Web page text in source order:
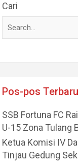
Cari
Pos-pos Terbaru
SSB Fortuna FC
U-15 Zona Tulang
Ketua Komisi IV
Tinjau Gedung